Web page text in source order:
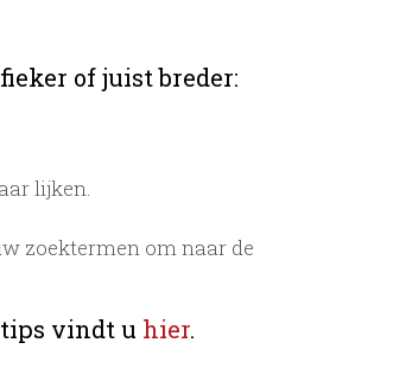
of juist breder:
lijken.
zoektermen om naar de
vindt u hier.